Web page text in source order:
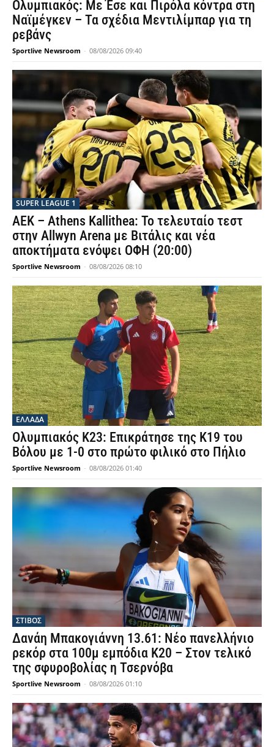
Ολυμπιακός: Με Έσε και Πιρόλα κόντρα στη
Ναϊμέγκεν – Τα σχέδια Μεντιλίμπαρ για τη
ρεβάνς
Sportlive Newsroom - 08/08/2026 09:40
SUPER LEAGUE 1
ΑΕΚ – Athens Kallithea: Το τελευταίο τεστ
στην Allwyn Arena με Βιτάλις και νέα
αποκτήματα ενόψει ΟΦΗ (20:00)
Sportlive Newsroom - 08/08/2026 08:10
ΕΛΛΑΔΑ
Ολυμπιακός Κ23: Επικράτησε της Κ19 του
Βόλου με 1-0 στο πρώτο φιλικό στο Πήλιο
Sportlive Newsroom - 08/08/2026 01:40
ΣΤΙΒΟΣ
Δανάη Μπακογιάννη 13.61: Νέο πανελλήνιο
ρεκόρ στα 100μ εμπόδια Κ20 – Στον τελικό
της σφυροβολίας η Τσερνόβα
Sportlive Newsroom - 08/08/2026 01:10